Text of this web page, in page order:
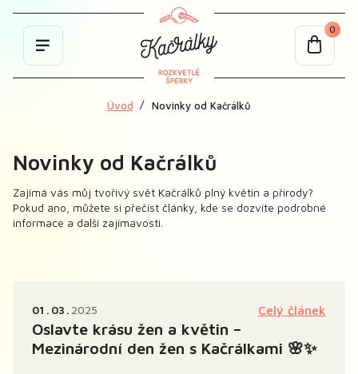
0
Úvod Novinky od Kačrálků
Novinky od Kačrálků
Zajímá vás můj tvořivý svět Kačrálků plný květin a přírody?
Pokud ano, můžete si přečíst články, kde se dozvíte podrobné
informace a další zajímavosti.
Oslavte krásu žen a květin –
Mezinárodní den žen s Kačrálkami 🌸✨
01 03 2025 Celý článek